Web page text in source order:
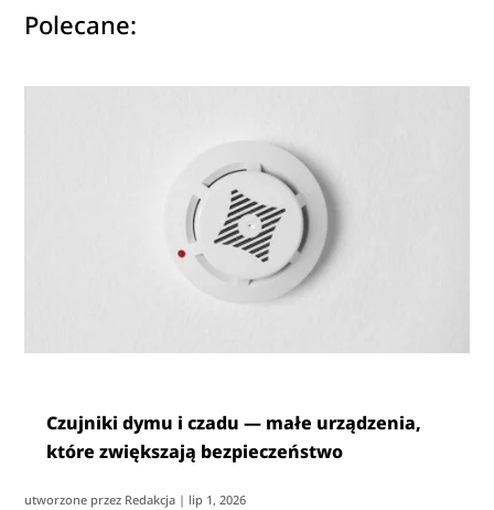
Polecane:
Czujniki dymu i czadu — małe urządzenia,
które zwiększają bezpieczeństwo
utworzone przez Redakcja | lip 1, 2026